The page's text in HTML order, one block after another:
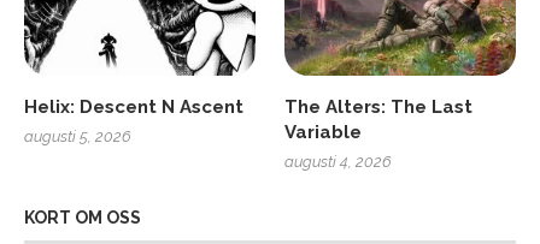
Helix: Descent N Ascent
augusti 5, 2026
The Alters: The Last
Variable
augusti 4, 2026
KORT OM OSS